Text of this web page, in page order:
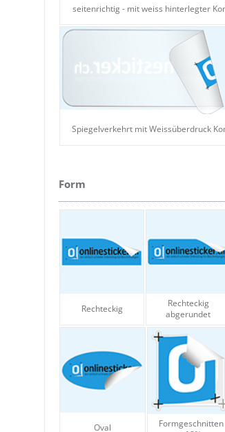
seitenrichtig - mit weiss hinterlegter
Spiegelverkehrt mit Weissüberdruck
Form
Rechteckig
Rechteckig
abgerundet
Oval
Formgeschnitten